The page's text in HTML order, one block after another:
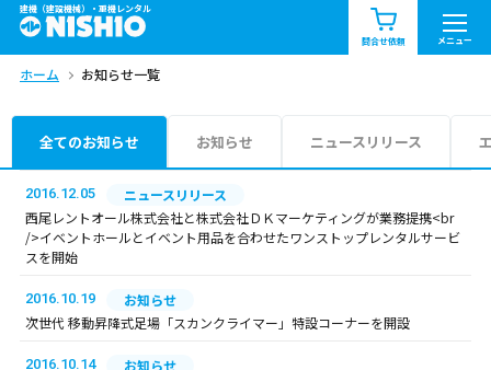
建機（建設機械）・重機レンタル
問合せ依頼 メニュー
商品一覧 お知らせ一覧
問合せ依頼リスト
エリア情報を見る
中部 関西 中国・四国
九州・沖縄（外部）
ホーム お知らせ一覧
全てのお知らせ お知らせ ニュースリリース
2016.12.05
ニュースリリース
西尾レントオール株式会社と株式会社ＤＫマーケティングが業務提携<br
/>イベントホールとイベント用品を合わせたワンストップレンタルサービ
スを開始
2016.10.19
お知らせ
次世代 移動昇降式足場「スカンクライマー」特設コーナーを開設
2016.10.14
お知らせ